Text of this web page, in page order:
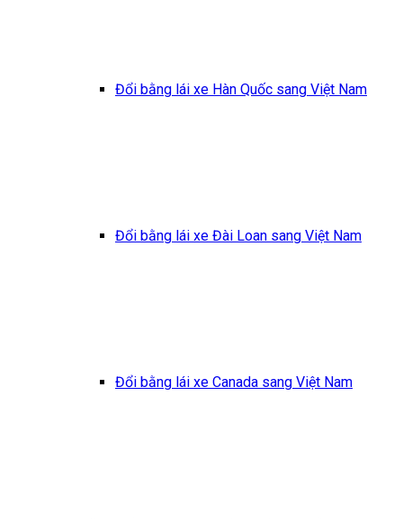
Đổi bằng lái xe Hàn Quốc sang Việt Nam
Đổi bằng lái xe Đài Loan sang Việt Nam
Đổi bằng lái xe Canada sang Việt Nam